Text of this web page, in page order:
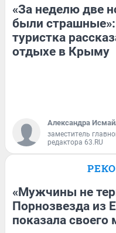
«За неделю две
были страшные»:
туристка
отдыхе в Крыму
Александра
заместитель
редактора 63.RU
«Мужчины не
Порнозвезда из
показала